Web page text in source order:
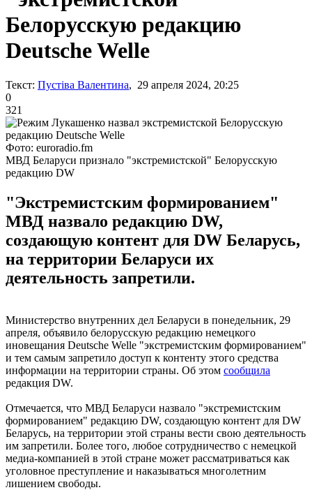
Белорусскую редакцию
Deutsche Welle
Текст: Пустіва Валентина, 29 апреля 2024, 20:25
0
321
Фото: euroradio.fm
МВД Беларуси признало "экстремистской" Белорусскую
редакцию DW
"Экстремистским формированием"
МВД назвало редакцию DW,
создающую контент для DW Беларусь,
на территории Беларуси их
деятельность запретили.
Министерство внутренних дел Беларуси в понедельник, 29
апреля, объявило белорусскую редакцию немецкого
иновещания Deutsche Welle "экстремистским формированием"
и тем самым запретило доступ к контенту этого средства
информации на территории страны. Об этом сообщила
редакция DW.
Отмечается, что МВД Беларуси назвало "экстремистским
формированием" редакцию DW, создающую контент для DW
Беларусь, на территории этой страны вести свою деятельность
им запретили. Более того, любое сотрудничество с немецкой
медиа-компанией в этой стране может рассматриваться как
уголовное преступление и наказываться многолетним
лишением свободы.